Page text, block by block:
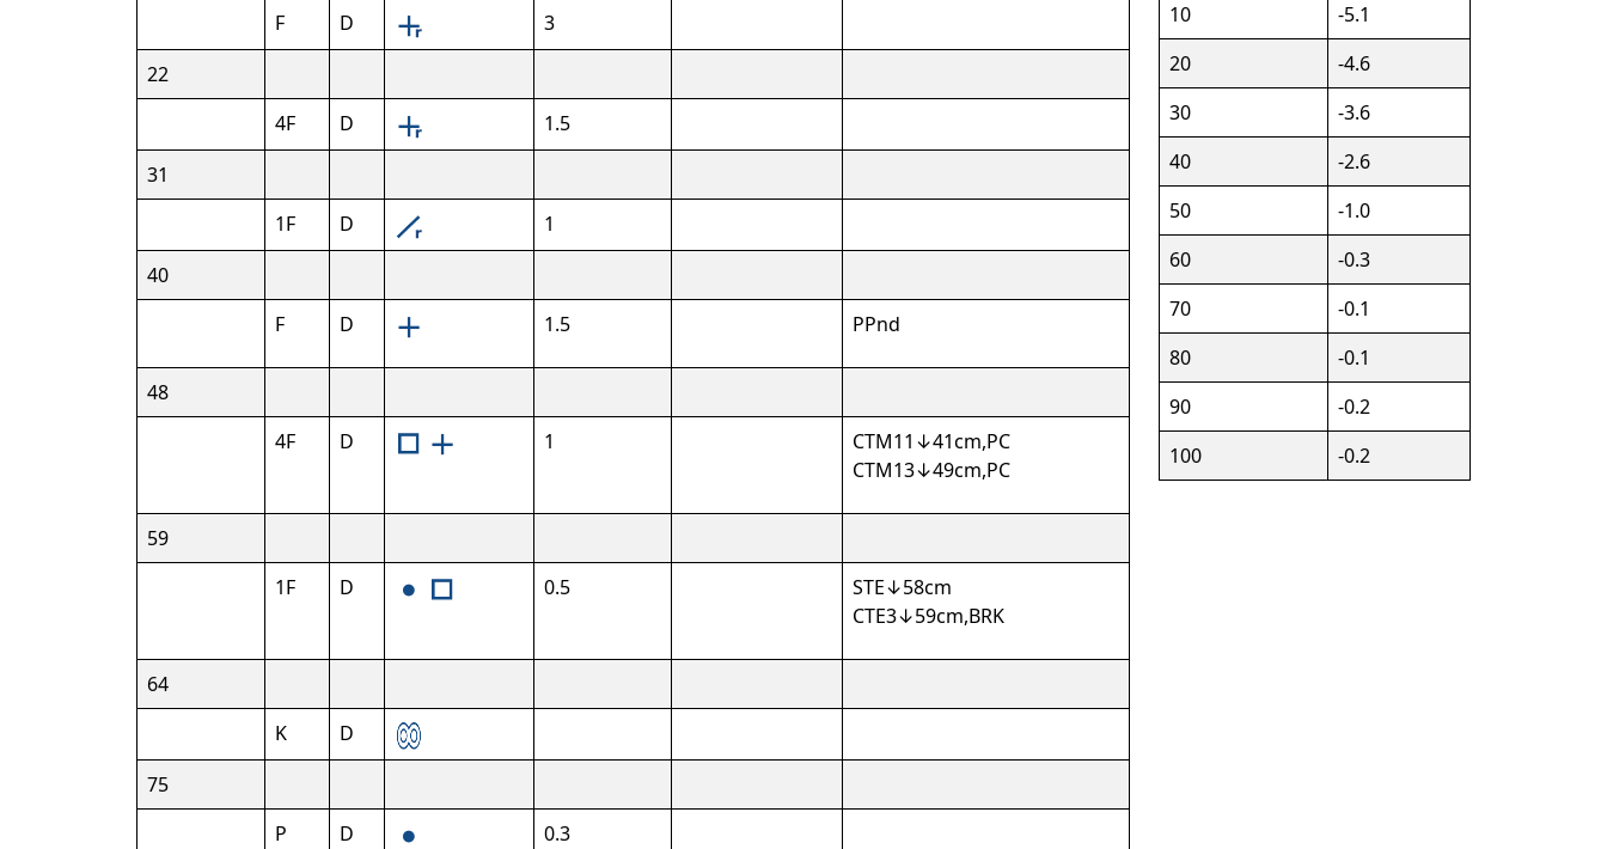
F
D
3
22
4F
D
1.5
31
1F
D
1
40
F
D 1.5 PPnd
48
4F
D 1
CTM11↓41cm,PC
CTM13↓49cm,PC
59
1F
D 0.5
STE↓58cm
CTE3↓59cm,BRK
64
K
D
75
P
D 0.3
10
-5.1
20
-4.6
30
-3.6
40
-2.6
50
-1.0
60
-0.3
70
-0.1
80
-0.1
90
-0.2
100
-0.2